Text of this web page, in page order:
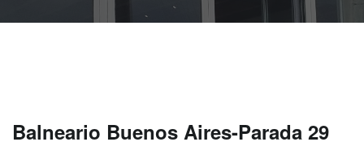
Balneario Buenos Aires-Parada 29